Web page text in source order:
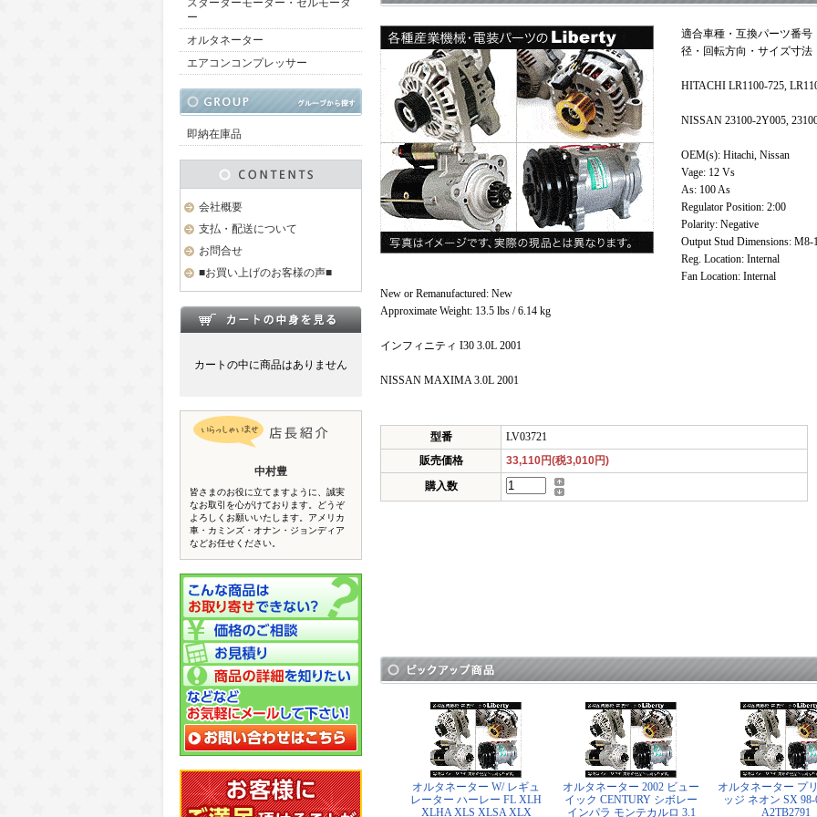
スターターモーター・セルモータ
ー
オルタネーター
エアコンコンプレッサー
即納在庫品
会社概要
支払・配送について
お問合せ
■お買い上げのお客様の声■
カートの中に商品はありません
中村豊
皆さまのお役に立てますように、誠実
なお取引を心がけております。どうぞ
よろしくお願いいたします。アメリカ
車・カミンズ・オナン・ジョンディア
などお任せください。
適合車種・互換パーツ番
径・回転方向・サイズ寸法
HITACHI LR1100-725,
NISSAN 23100-2Y005,
OEM(s): Hitachi, Nissan
Vage: 12 Vs
As: 100 As
Regulator Position: 2:00
Polarity: Negative
Output Stud Dimensions: M8-
Reg. Location: Internal
Fan Location: Internal
New or Remanufactured: New
Approximate Weight: 13.5 lbs / 6.14 kg
インフィニティ I30 3.0L 2001
NISSAN MAXIMA 3.0L 2001
型番
LV03721
販売価格
33,110円(税3,010円)
購入数
オルタネーター W/ レギュ
レーター ハーレー FL XLH
XLHA XLS XLSA XLX
オルタネーター 2002 ビュー
イック CENTURY シボレー
インパラ モンテカルロ 3.1
オルタネーター プ
ッジ ネオン SX 98-
A2TB2791